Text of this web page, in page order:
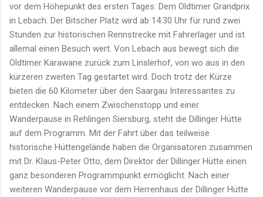
vor dem Höhepunkt des ersten Tages: Dem Oldtimer Grandprix
in Lebach. Der Bitscher Platz wird ab 14:30 Uhr für rund zwei
Stunden zur historischen Rennstrecke mit Fahrerlager und ist
allemal einen Besuch wert. Von Lebach aus bewegt sich die
Oldtimer Karawane zurück zum Linslerhof, von wo aus in den
kürzeren zweiten Tag gestartet wird. Doch trotz der Kürze
bieten die 60 Kilometer über den Saargau Interessantes zu
entdecken. Nach einem Zwischenstopp und einer
Wanderpause in Rehlingen Siersburg, steht die Dillinger Hütte
auf dem Programm. Mit der Fahrt über das teilweise
historische Hüttengelände haben die Organisatoren zusammen
mit Dr. Klaus-Peter Otto, dem Direktor der Dillinger Hütte einen
ganz besonderen Programmpunkt ermöglicht. Nach einer
weiteren Wanderpause vor dem Herrenhaus der Dillinger Hütte